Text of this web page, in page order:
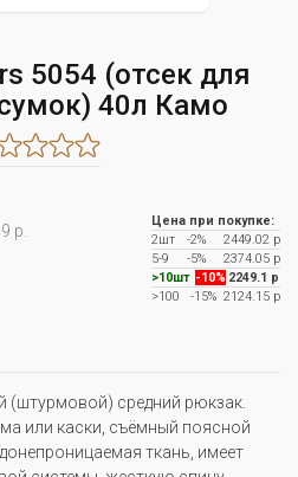
5054 (отсек для
40л Камо
р.
Цена при покупке:
2шт
-2%
2449.02 р
5-9
-5%
2374.05 р
>10шт -10% 2249.1 р
>100
-15% 2124.15 р
(штурмовой) средний рюкзак.
или каски, съёмный поясной
ткань, имеет